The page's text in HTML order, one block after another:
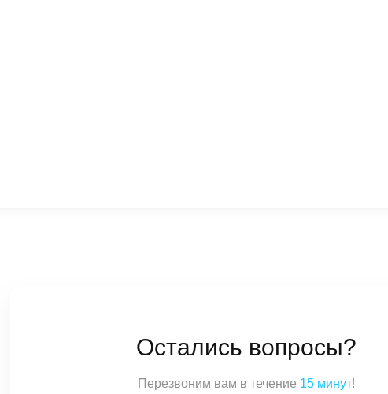
Остались вопросы?
Перезвоним вам в течение 15 минут!